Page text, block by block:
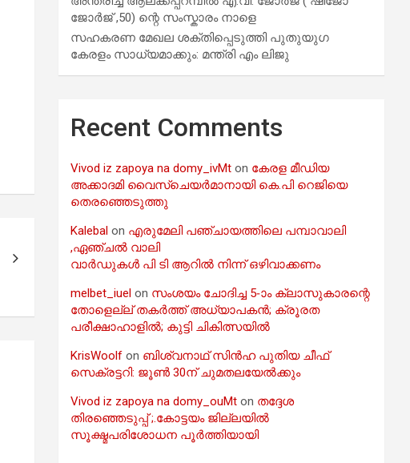
ജോർജ് ,50) ന്റെ സംസ്കാരം നാളെ
സഹകരണ മേഖല ശക്തിപ്പെടുത്തി പുതുയുഗ
കേരളം സാധ്യമാക്കും: മന്ത്രി എം ലിജു
Recent Comments
Vivod iz zapoya na domy_ivMt on കേരള മീഡിയ
അക്കാദമി വൈസ്ചെയർമാനായി കെ.പി റെജിയെ
തെരഞ്ഞെടുത്തു
Kalebal on എരുമേലി പഞ്ചായത്തിലെ പമ്പാവാലി
,ഏഞ്ചൽ വാലി
വാർഡുകൾ പി ടി ആറിൽ നിന്ന് ഒഴിവാക്കണം
melbet_iuel on സംശയം ചോദിച്ച 5-ാം ക്ലാസുകാരന്റെ
തോളെല്ല് തകർത്ത് അധ്യാപകൻ; ക്രൂരത
പരീക്ഷാഹാളിൽ; കുട്ടി ചികിത്സയിൽ
KrisWoolf on ബിശ്വനാഥ് സിൻഹ പുതിയ ചീഫ്
സെക്രട്ടറി: ജൂൺ 30ന് ചുമതലയേൽക്കും
Vivod iz zapoya na domy_ouMt on തദ്ദേശ
തിരഞ്ഞെടുപ്പ് ;.കോട്ടയം ജില്ലയിൽ
സൂക്ഷ്മപരിശോധന പൂർത്തിയായി